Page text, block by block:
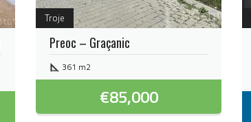
Troje
Preoc – Graçanic
361 m2
€85,000